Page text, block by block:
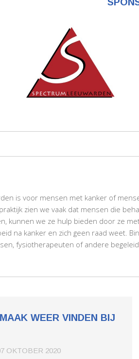
is voor mensen met kanker of
zien we vaak dat mensen die
kunnen we ze hulp bieden door ze
na kanker en zich geen raad weet.
fysiotherapeuten of andere
WEER VINDEN BIJ
OKTOBER 2020